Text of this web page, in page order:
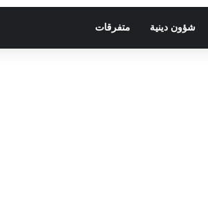
شؤون دينية متفرقات